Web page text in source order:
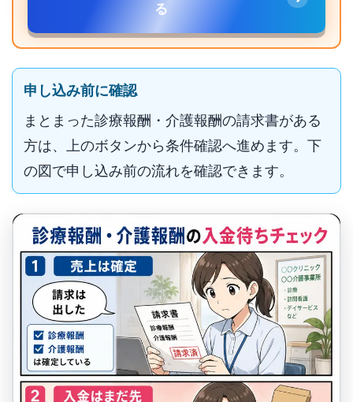
る
申し込み前に確認
まとまった診療報酬・介護報酬の請求書がある
方は、上のボタンから条件確認へ進めます。下
の図で申し込み前の流れを確認できます。